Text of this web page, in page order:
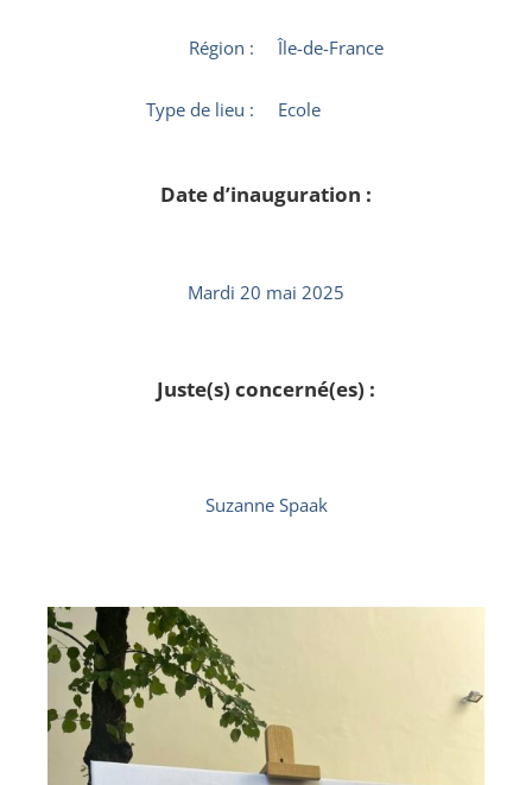
Région : Île-de-France
Type de lieu : Ecole
Date d’inauguration :
Mardi 20 mai 2025
Juste(s) concerné(es) :
Suzanne Spaak